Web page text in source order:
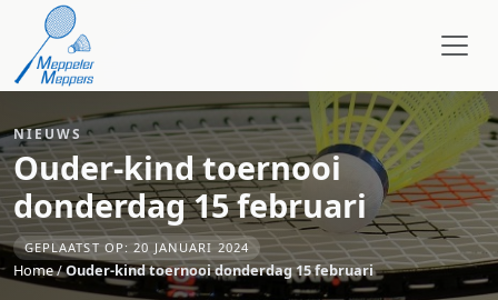
NIEUWS
Ouder-kind toernooi
donderdag 15 februari
GEPLAATST OP: 20 JANUARI 2024
Home/Ouder-kind toernooi donderdag 15 februari